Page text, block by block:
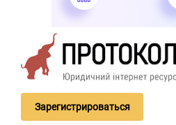
Зарегистрироваться